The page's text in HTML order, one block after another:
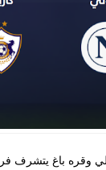
وقره باغ يتشرف